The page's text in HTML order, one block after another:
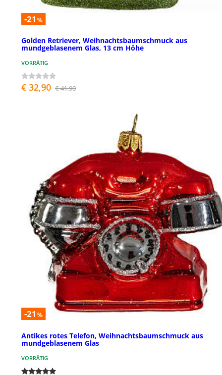
-21 %
Golden Retriever, Weihnachtsbaumschmuck aus
mundgeblasenem Glas, 13 cm Höhe
VORRÄTIG
€ 32,90 € 41,90
-21 %
Antikes rotes Telefon, Weihnachtsbaumschmuck aus
mundgeblasenem Glas
VORRÄTIG